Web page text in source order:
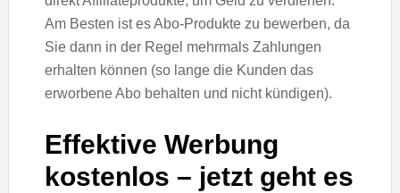
Am Besten ist es Abo-Produkte zu bewerben, da
Sie dann in der Regel mehrmals Zahlungen
erhalten können (so lange die Kunden das
erworbene Abo behalten und nicht kündigen).
Effektive Werbung
kostenlos – jetzt geht es